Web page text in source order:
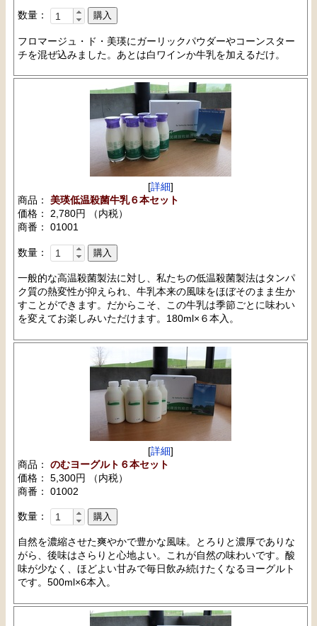
数量：
フロマージュ・ド・美瑛にガーリックパウダーやコーンスター
チを混ぜ込みました。あとは白ワインか牛乳を加えるだけ。
[詳細]
商品： 美瑛低温殺菌牛乳６本セット
価格： 2,780円 （内税）
商番： 01001
数量：
一般的な高温殺菌製法に対し、私たちの低温殺菌製法はタンパ
ク質の熱変性が抑えられ、牛乳本来の風味をほぼそのまま生か
すことができます。だからこそ、この牛乳は季節ごとに味わい
を変えてお楽しみいただけます。180ml×６本入。
[詳細]
商品： のむヨーグルト６本セット
価格： 5,300円 （内税）
商番： 01002
数量：
自然を濃縮させた爽やかで豊かな風味。とろりと濃厚でありな
がら、後味はさらりと心地よい。これが自然の味わいです。酸
味が少なく、ほどよい甘みで毎日飲み続けたくなるヨーグルト
です。500ml×6本入。